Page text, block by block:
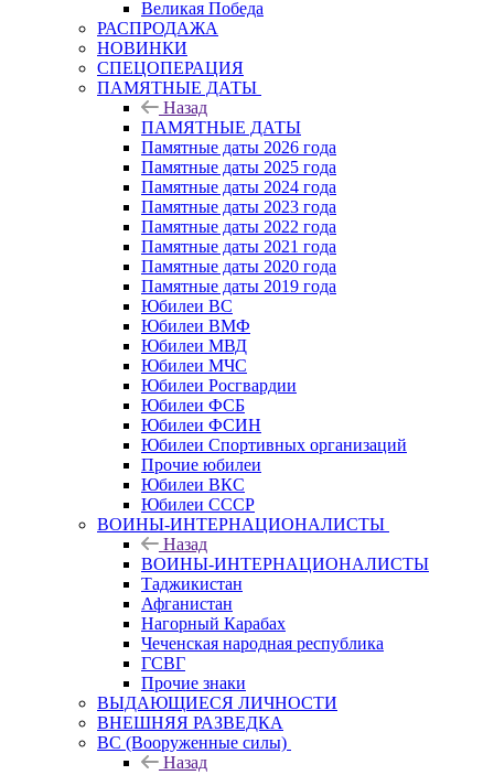
Великая Победа
РАСПРОДАЖА
НОВИНКИ
СПЕЦОПЕРАЦИЯ
ПАМЯТНЫЕ ДАТЫ
Назад
ПАМЯТНЫЕ ДАТЫ
Памятные даты 2026 года
Памятные даты 2025 года
Памятные даты 2024 года
Памятные даты 2023 года
Памятные даты 2022 года
Памятные даты 2021 года
Памятные даты 2020 года
Памятные даты 2019 года
Юбилеи ВС
Юбилеи ВМФ
Юбилеи МВД
Юбилеи МЧС
Юбилеи Росгвардии
Юбилеи ФСБ
Юбилеи ФСИН
Юбилеи Спортивных организаций
Прочие юбилеи
Юбилеи ВКС
Юбилеи СССР
ВОИНЫ-ИНТЕРНАЦИОНАЛИСТЫ
Назад
ВОИНЫ-ИНТЕРНАЦИОНАЛИСТЫ
Таджикистан
Афганистан
Нагорный Карабах
Чеченская народная республика
ГСВГ
Прочие знаки
ВЫДАЮЩИЕСЯ ЛИЧНОСТИ
ВНЕШНЯЯ РАЗВЕДКА
ВС (Вооруженные силы)
Назад